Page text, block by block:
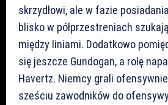
skrzydłowi, ale w fazie
blisko w półprzestreniach
między liniami. Dodatkowo
się jeszcze Gundogan, a rolę
Havertz. Niemcy grali
sześciu zawodników do